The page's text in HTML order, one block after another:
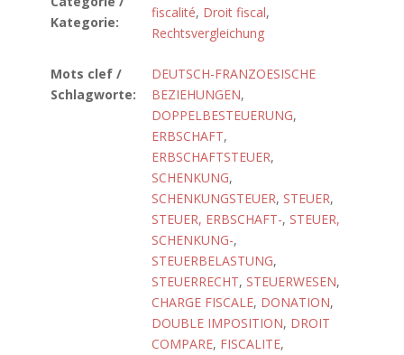
Kategorie:
fiscalité, Droit fiscal,
Rechtsvergleichung
Mots clef /
Schlagworte:
DEUTSCH-FRANZOESISCHE
BEZIEHUNGEN,
DOPPELBESTEUERUNG,
ERBSCHAFT,
ERBSCHAFTSTEUER,
SCHENKUNG,
SCHENKUNGSTEUER, STEUER,
STEUER, ERBSCHAFT-, STEUER,
SCHENKUNG-,
STEUERBELASTUNG,
STEUERRECHT, STEUERWESEN,
CHARGE FISCALE, DONATION,
DOUBLE IMPOSITION, DROIT
COMPARE, FISCALITE,